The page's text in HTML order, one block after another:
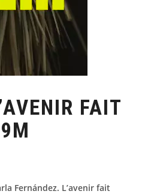
FAIT
Fernández. L’avenir fait